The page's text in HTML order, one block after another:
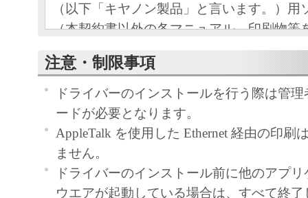
（以下「キヤノン製品」と言います。）用
（本契約書以外の各マニュアル、印刷物等
以下「本ソフトウェア」と言います。）を
めの、お客様とキヤノン株式会社（以下キ
す。）との間の契約書です。
お客様は、『同意』を示す下記のボタンを
点、または「本ソフトウェア」のインスト
をもって、本契約書に同意したことになり
お客様が本契約書に同意できない場合、「
ア」を使用することはできません。
注意・制限事項
ドライバーのインストールを行う際は管
ードが必要となります。
AppleTalk を使用した Ethernet 経由の印刷
ません。
ドライバーのインストール前に他のアプ
ウエアが起動している場合は、すべて終